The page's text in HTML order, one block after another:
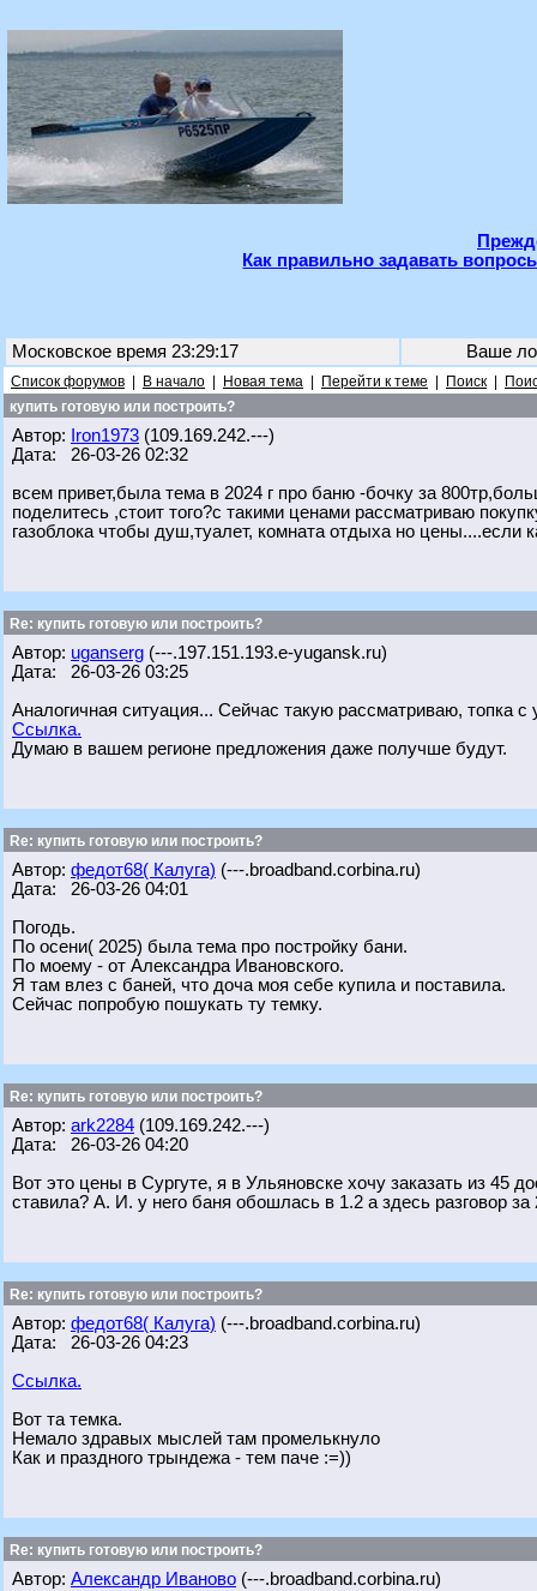
Как правильно задавать
Московское время 23:29:17 Ваше
Список форумов В начало Новая тема Перейти к теме Поиск
купить готовую или построить?
Автор: Iron1973 (109.169.242.---)
Дата: 26-03-26 02:32
всем привет,была тема в 2024 г про баню -бочку за
поделитесь ,стоит того?с такими ценами рассматриваю
газоблока чтобы душ,туалет, комната отдыха но цены....если
Re: купить готовую или построить?
Автор: uganserg (---.197.151.193.e-yugansk.ru)
Дата: 26-03-26 03:25
Аналогичная ситуация... Сейчас такую рассматриваю, топка
Ссылка.
Думаю в вашем регионе предложения даже получше будут.
Re: купить готовую или построить?
Автор: федот68( Калуга) (---.broadband.corbina.ru)
Дата: 26-03-26 04:01
Погодь.
По осени( 2025) была тема про постройку бани.
По моему - от Александра Ивановского.
Я там влез с баней, что доча моя себе купила и поставила.
Сейчас попробую пошукать ту темку.
Re: купить готовую или построить?
Автор: ark2284 (109.169.242.---)
Дата: 26-03-26 04:20
Вот это цены в Сургуте, я в Ульяновске хочу заказать из 45
ставила? А. И. у него баня обошлась в 1.2 а здесь разговор за
Re: купить готовую или построить?
Автор: федот68( Калуга) (---.broadband.corbina.ru)
Дата: 26-03-26 04:23
Ссылка.
Вот та темка.
Немало здравых мыслей там промелькнуло
Как и праздного трындежа - тем паче :=))
Re: купить готовую или построить?
Автор: Александр Иваново (---.broadband.corbina.ru)